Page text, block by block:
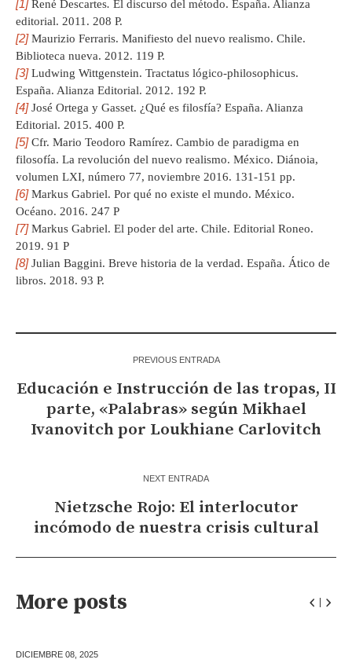
[1]René Descartes. El discurso del método. España. Alianza
editorial. 2011. 208 P.
[2]Maurizio Ferraris. Manifiesto del nuevo realismo. Chile.
Biblioteca nueva. 2012. 119 P.
[3]Ludwing Wittgenstein. Tractatus lógico-philosophicus.
España. Alianza Editorial. 2012. 192 P.
[4]José Ortega y Gasset. ¿Qué es filosfía? España. Alianza
Editorial. 2015. 400 P.
[5]Cfr. Mario Teodoro Ramírez. Cambio de paradigma en
filosofía. La revolución del nuevo realismo. México. Diánoia,
volumen LXI, número 77, noviembre 2016. 131-151 pp.
[6]Markus Gabriel. Por qué no existe el mundo. México.
Océano. 2016. 247 P
[7]Markus Gabriel. El poder del arte. Chile. Editorial Roneo.
2019. 91 P
[8]Julian Baggini. Breve historia de la verdad. España. Ático de
libros. 2018. 93 P.
PREVIOUS ENTRADA
Educación e Instrucción de las tropas, II
parte, «Palabras» según Mikhael
Ivanovitch por Loukhiane Carlovitch
NEXT ENTRADA
Nietzsche Rojo: El interlocutor
incómodo de nuestra crisis cultural
More posts
DICIEMBRE 08, 2025